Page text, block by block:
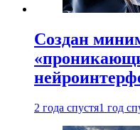
Создан
2 года спустя1 год